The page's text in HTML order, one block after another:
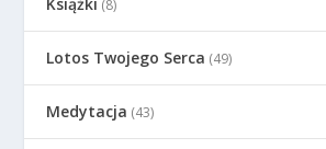
Książki (8)
Lotos Twojego Serca (49)
Medytacja (43)